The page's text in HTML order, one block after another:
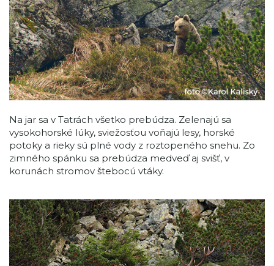
Na jar sa v Tatrách všetko prebúdza. Zelenajú sa
vysokohorské lúky, sviežosťou voňajú lesy, horské
potoky a rieky sú plné vody z roztopeného snehu. Zo
zimného spánku sa prebúdza medveď aj svišť, v
korunách stromov štebocú vtáky.